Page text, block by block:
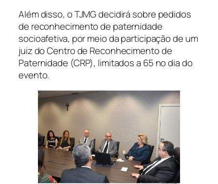
Além disso, o TJMG decidirá sobre pedidos
de reconhecimento de paternidade
socioafetiva, por meio da participação de um
juiz do Centro de Reconhecimento de
Paternidade (CRP), limitados a 65 no dia do
evento.